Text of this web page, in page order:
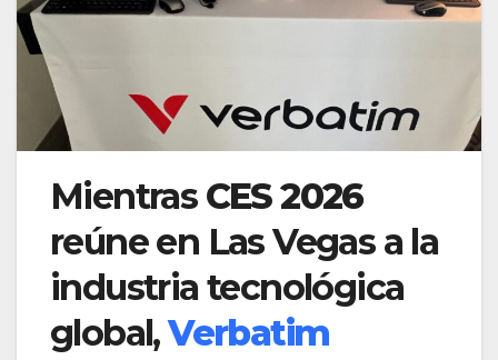
Mientras CES 2026
reúne en Las Vegas a la
industria tecnológica
global,Verbatim